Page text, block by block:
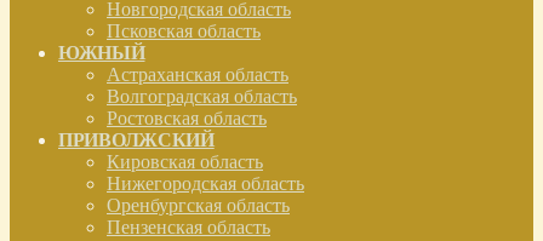
Новгородская область
Псковская область
ЮЖНЫЙ
Астраханская область
Волгоградская область
Ростовская область
ПРИВОЛЖСКИЙ
Кировская область
Нижегородская область
Оренбургская область
Пензенская область